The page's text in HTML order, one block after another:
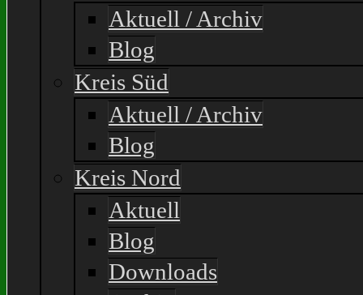
Aktuell / Archiv
Blog
Kreis Süd
Aktuell / Archiv
Blog
Kreis Nord
Aktuell
Blog
Downloads